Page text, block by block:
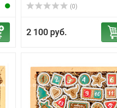
(0)
2 100 руб.